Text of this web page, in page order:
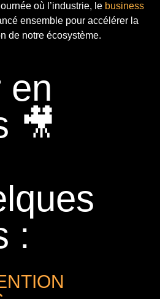
où l’industrie, le business
ensemble pour accélérer la
de notre écosystème.
en
🎥
: